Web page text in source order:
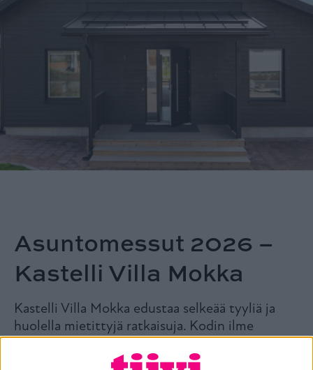
Asuntomessut 2026 –
Kastelli Villa Mokka
Kastelli Villa Mokka edustaa selkeää tyyliä ja
huolella mietittyjä ratkaisuja. Kodin ilme
rakentuu harkituista elementeistä ja
yhtenäisestä värimaailmasta.